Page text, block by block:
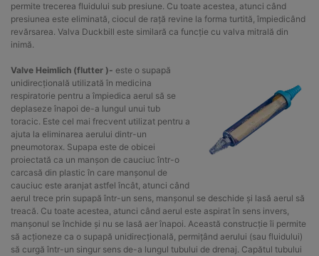
permite trecerea fluidului sub presiune. Cu toate acestea, atunci când
presiunea este eliminată, ciocul de rață revine la forma turtită, împiedicând
revărsarea. Valva Duckbill este similară ca funcție cu valva mitrală din
inimă.
Valve Heimlich (flutter )- este o supapă
unidirecțională utilizată în medicina
respiratorie pentru a împiedica aerul să se
deplaseze înapoi de-a lungul unui tub
toracic. Este cel mai frecvent utilizat pentru a
ajuta la eliminarea aerului dintr-un
pneumotorax. Supapa este de obicei
proiectată ca un manșon de cauciuc într-o
carcasă din plastic în care manșonul de
cauciuc este aranjat astfel încât, atunci când
aerul trece prin supapă într-un sens, manșonul se deschide și lasă aerul să
treacă. Cu toate acestea, atunci când aerul este aspirat în sens invers,
manșonul se închide și nu se lasă aer înapoi. Această construcție îi permite
să acționeze ca o supapă unidirecțională, permițând aerului (sau fluidului)
să curgă într-un singur sens de-a lungul tubului de drenaj. Capătul tubului